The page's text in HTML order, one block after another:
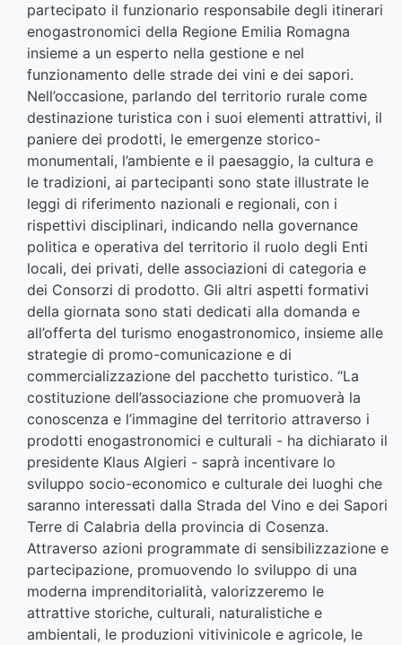
partecipato il funzionario responsabile degli itinerari
enogastronomici della Regione Emilia Romagna
insieme a un esperto nella gestione e nel
funzionamento delle strade dei vini e dei sapori.
Nell’occasione, parlando del territorio rurale come
destinazione turistica con i suoi elementi attrattivi, il
paniere dei prodotti, le emergenze storico-
monumentali, l’ambiente e il paesaggio, la cultura e
le tradizioni, ai partecipanti sono state illustrate le
leggi di riferimento nazionali e regionali, con i
rispettivi disciplinari, indicando nella governance
politica e operativa del territorio il ruolo degli Enti
locali, dei privati, delle associazioni di categoria e
dei Consorzi di prodotto. Gli altri aspetti formativi
della giornata sono stati dedicati alla domanda e
all’offerta del turismo enogastronomico, insieme alle
strategie di promo-comunicazione e di
commercializzazione del pacchetto turistico. “La
costituzione dell’associazione che promuoverà la
conoscenza e l’immagine del territorio attraverso i
prodotti enogastronomici e culturali - ha dichiarato il
presidente Klaus Algieri - saprà incentivare lo
sviluppo socio-economico e culturale dei luoghi che
saranno interessati dalla Strada del Vino e dei Sapori
Terre di Calabria della provincia di Cosenza.
Attraverso azioni programmate di sensibilizzazione e
partecipazione, promuovendo lo sviluppo di una
moderna imprenditorialità, valorizzeremo le
attrattive storiche, culturali, naturalistiche e
ambientali, le produzioni vitivinicole e agricole, le